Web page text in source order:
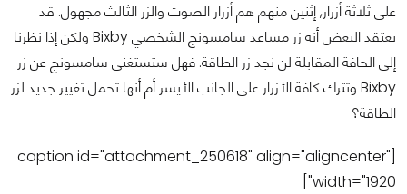
على ثلاثة أزرار, إثنين منهم هم أزرار الصوت والزر الثالث مجهول. قد
يعتقد البعض أنه زر مساعد سامسونج الشخصي Bixby ولكن إذا نظرنا
إلى الحافة المقابلة لن نجد زر الطاقة. فهل ستستغني سامسونج عن زر
Bixby وتترك كافة الأزرار على الجانب الأيسر أم أنها تحمل تغيير جديد لزر
الطاقة؟
[caption id="attachment_250618" align="aligncenter"
width="1920"]